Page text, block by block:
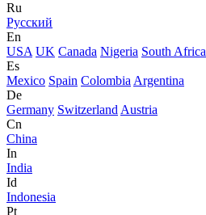
Ru
Русский
En
USA UK Canada Nigeria South Africa
Es
Mexico Spain Colombia Argentina
De
Germany Switzerland Austria
Cn
China
In
India
Id
Indonesia
Pt